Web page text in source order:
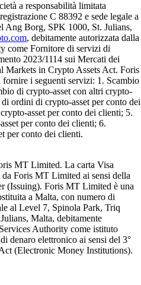
a responsabilità limitata
C 88392 e sede legale a
Borg, SPK 1000, St. Julians,
, debitamente autorizzata dalla
come Fornitore di servizi di
2023/1114 sui Mercati dei
Markets in Crypto Assets Act. Foris
i seguenti servizi: 1. Scambio
di crypto-asset con altri crypto-
ordini di crypto-asset per conto dei
asset per conto dei clienti; 5.
per conto dei clienti; 6.
per conto dei clienti.
MT Limited. La carta Visa
da Foris MT Limited ai sensi della
(Issuing). Foris MT Limited è una
a Malta, con numero di
al Level 7, Spinola Park, Triq
Malta, debitamente
Authority come istituto
denaro elettronico ai sensi del 3°
(Electronic Money Institutions).